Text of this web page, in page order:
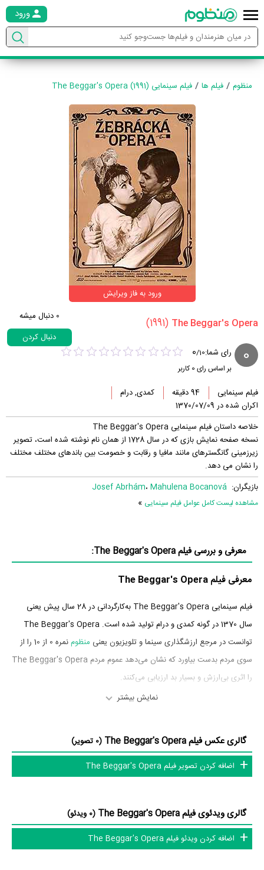
ورود
منظوم فیلم ها فیلم سینمایی The Beggar's Opera (1991)
ورود به فاز ویرایش
(1991)
0 دنبال میشه
دنبال کردن
0 رای شما: 0/10
بر اساس رای 0کاربر
فیلم سینمایی 94 دقیقه
کمدی, درام
اکران شده در 1370/07/09
خلاصه داستان فیلم سینمایی The Beggar's Opera
نسخه صفحه نمایش بازی که در سال 1728 از همان نام نوشته شده است، تصویر
زیرزمینی گانگسترهای مانند مافیا و رقابت و خصومت بین باندهای مختلف مختلف
را نشان می دهد.
بازیگران:
Josef Abrhám، Mahulena Bocanová
مشاهده لیست کامل عوامل فیلم سینمایی »
معرفی و بررسی فیلم The Beggar's Opera:
معرفی فیلم The Beggar's Opera
فیلم سینمایی The Beggar's Opera به‌کارگردانی در 28 سال پیش یعنی
سال 1370 در گونه کمدی و درام تولید شده است. The Beggar's Opera
توانست در مرجع ارزشگذاری سینما و تلویزیون یعنی منظوم
نمره 0 از 10 را از
سوی مردم بدست بیاورد که نشان می‌دهد عموم مردم The Beggar's Opera
را اثری بی‌ارزش و بسیار بد ارزیابی می‌کنند.
Opera بازیگرانی چون
Josef Abrhámدر نقش Macheath و
Mahulena
Bocanová
شخصیت‌های داستانی کم عنوان کرد.
نمایش بیشتر
گالری عکس فیلم The Beggar's Opera
(0 تصویر)
اضافه کردن تصویر فیلم The Beggar's Opera
گالری ویدئوی فیلم The Beggar's Opera
(0 ویدئو)
اضافه کردن ویدئو فیلم The Beggar's Opera